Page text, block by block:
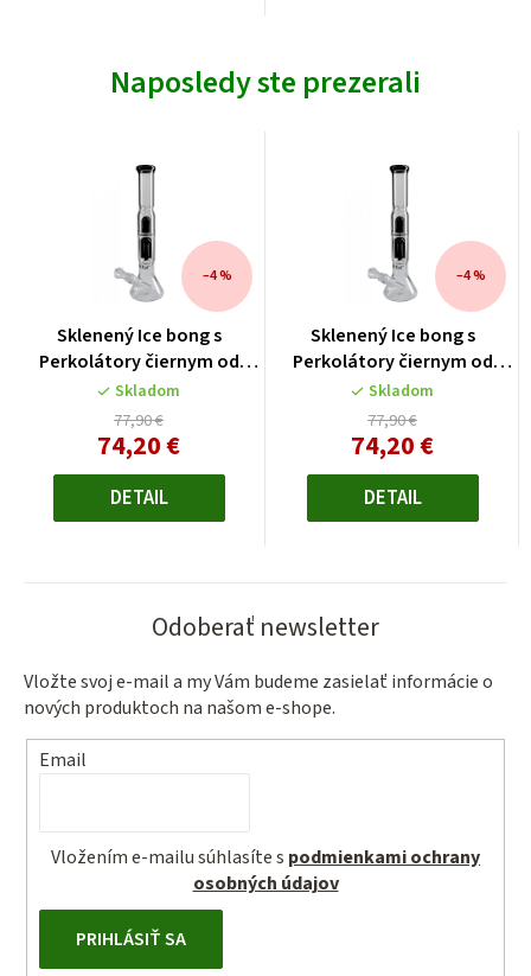
Naposledy ste prezerali
Sklenený Ice bong s
Perkolátory čiernym od
firmy Black Leaf
Skladom
77,90 €
–4 %
74,20 €
DETAIL
Sklenený Ice bong s
Perkolátory čiernym od
firmy Black Leaf
Skladom
77,90 €
–4 %
74,20 €
DETAIL
Odoberať newsletter
Vložte svoj e-mail a my Vám budeme zasielať informácie o
nových produktoch na našom e-shope.
Email
Vložením e-mailu súhlasíte s podmienkami ochrany
osobných údajov
PRIHLÁSIŤ SA